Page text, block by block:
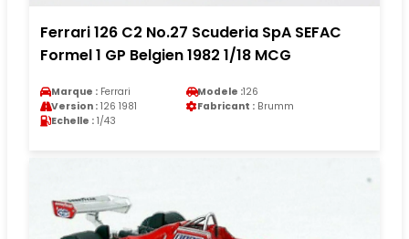
Ferrari 126 C2 No.27 Scuderia SpA SEFAC
Formel 1 GP Belgien 1982 1/18 MCG
Marque : Ferrari Modele :126
Version : 126 1981 Fabricant : Brumm
Echelle : 1/43